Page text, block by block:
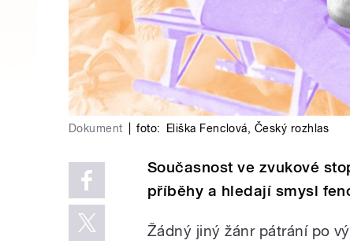
Dokument foto: Eliška Fenclová, Český rozhlas
Současnost ve zvukové
příběhy a hledají smysl
Žádný jiný žánr pátrání po